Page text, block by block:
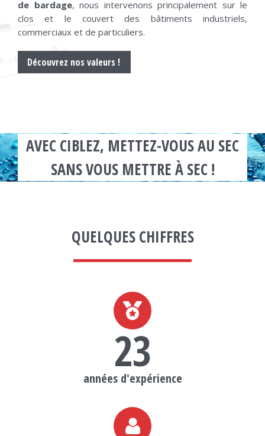
de bardage, nous intervenons principalement sur le
clos et le couvert des bâtiments industriels,
commerciaux et de particuliers.
Découvrez nos valeurs !
AVEC CIBLEZ, METTEZ-VOUS AU SEC
SANS VOUS METTRE À SEC !
QUELQUES CHIFFRES
23
années d'expérience